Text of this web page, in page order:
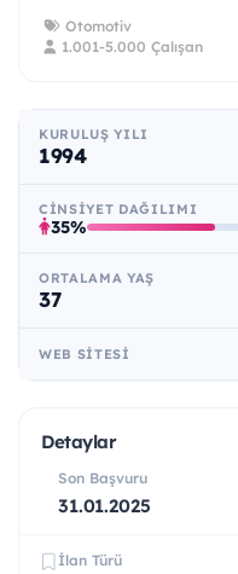
Otomotiv
1.001-5.000 Çalışan
KURULUŞ YILI
1994
CINSIYET DAĞILIMI
35%
ORTALAMA YAŞ
37
WEB SITESI
Detaylar
Son Başvuru
31.01.2025
İlan Türü